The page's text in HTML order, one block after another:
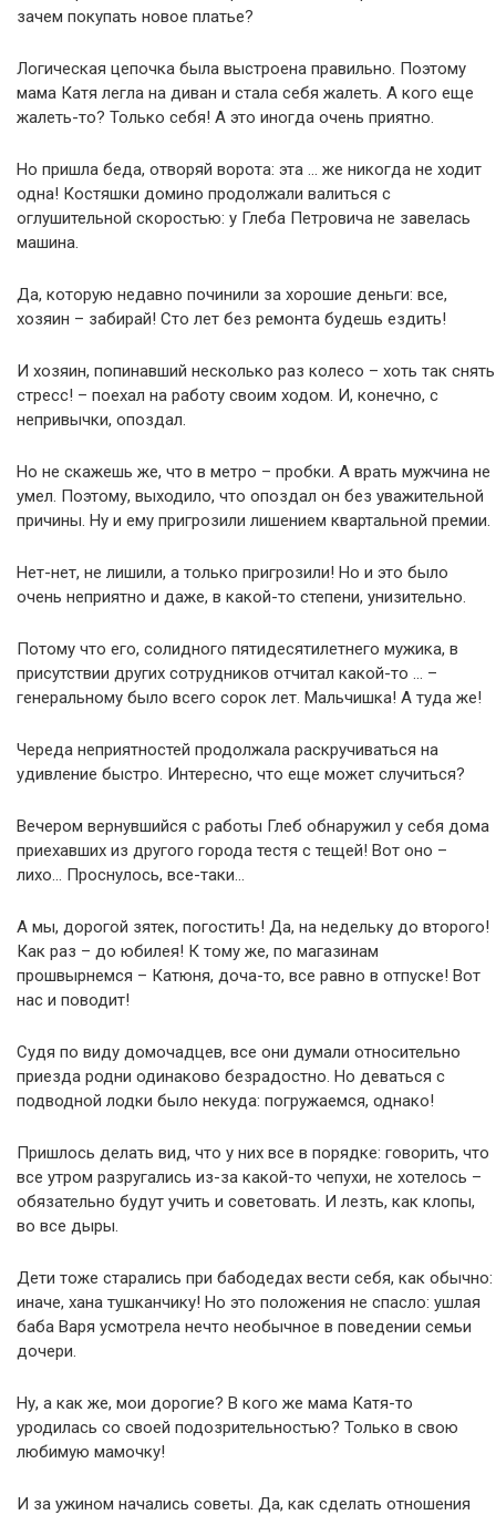
зачем покупать новое платье?
Логическая цепочка была выстроена правильно. Поэтому
мама Катя легла на диван и стала себя жалеть. А кого еще
жалеть-то? Только себя! А это иногда очень приятно.
Но пришла беда, отворяй ворота: эта … же никогда не ходит
одна! Костяшки домино продолжали валиться с
оглушительной скоростью: у Глеба Петровича не завелась
машина.
Да, которую недавно починили за хорошие деньги: все,
хозяин – забирай! Сто лет без ремонта будешь ездить!
И хозяин, попинавший несколько раз колесо – хоть так снять
стресс! – поехал на работу своим ходом. И, конечно, с
непривычки, опоздал.
Но не скажешь же, что в метро – пробки. А врать мужчина не
умел. Поэтому, выходило, что опоздал он без уважительной
причины. Ну и ему пригрозили лишением квартальной премии.
Нет-нет, не лишили, а только пригрозили! Но и это было
очень неприятно и даже, в какой-то степени, унизительно.
Потому что его, солидного пятидесятилетнего мужика, в
присутствии других сотрудников отчитал какой-то … –
генеральному было всего сорок лет. Мальчишка! А туда же!
Череда неприятностей продолжала раскручиваться на
удивление быстро. Интересно, что еще может случиться?
Вечером вернувшийся с работы Глеб обнаружил у себя дома
приехавших из другого города тестя с тещей! Вот оно –
лихо… Проснулось, все-таки…
А мы, дорогой зятек, погостить! Да, на недельку до второго!
Как раз – до юбилея! К тому же, по магазинам
прошвырнемся – Катюня, доча-то, все равно в отпуске! Вот
нас и поводит!
Судя по виду домочадцев, все они думали относительно
приезда родни одинаково безрадостно. Но деваться с
подводной лодки было некуда: погружаемся, однако!
Пришлось делать вид, что у них все в порядке: говорить, что
все утром разругались из-за какой-то чепухи, не хотелось –
обязательно будут учить и советовать. И лезть, как клопы,
во все дыры.
Дети тоже старались при бабодедах вести себя, как обычно:
иначе, хана тушканчику! Но это положения не спасло: ушлая
баба Варя усмотрела нечто необычное в поведении семьи
дочери.
Ну, а как же, мои дорогие? В кого же мама Катя-то
уродилась со своей подозрительностью? Только в свою
любимую мамочку!
И за ужином начались советы. Да, как сделать отношения